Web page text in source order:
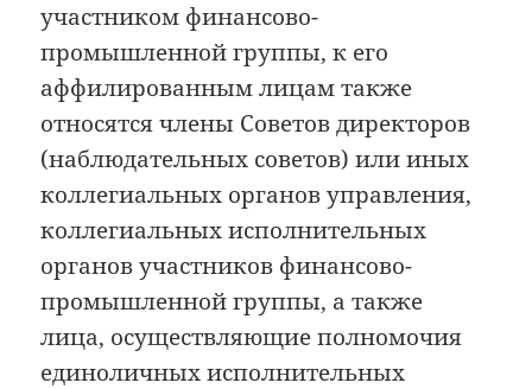
участником финансово-
промышленной группы, к его
аффилированным лицам также
относятся члены Советов директоров
(наблюдательных советов) или иных
коллегиальных органов управления,
коллегиальных исполнительных
органов участников финансово-
промышленной группы, а также
лица, осуществляющие полномочия
единоличных исполнительных